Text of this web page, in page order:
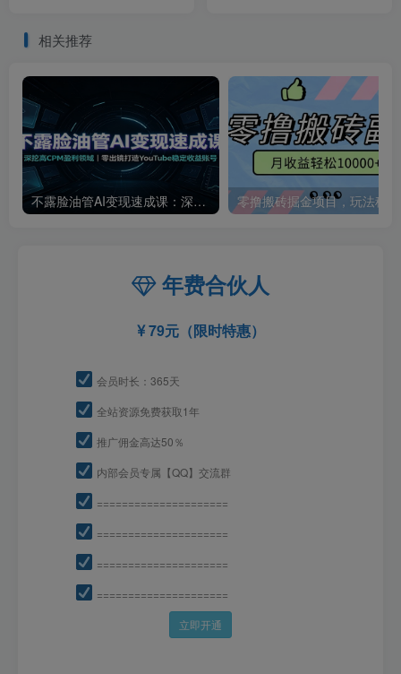
相关推荐
不露脸油管AI变现速成课：深挖高CPM盈利领域，零出镜打造YouTube稳定收益账号
年费合伙人
79元（限时特惠）
会员时长：365天
全站资源免费获取1年
推广佣金高达50％
内部会员专属【QQ】交流群
=====================
=====================
=====================
=====================
立即开通